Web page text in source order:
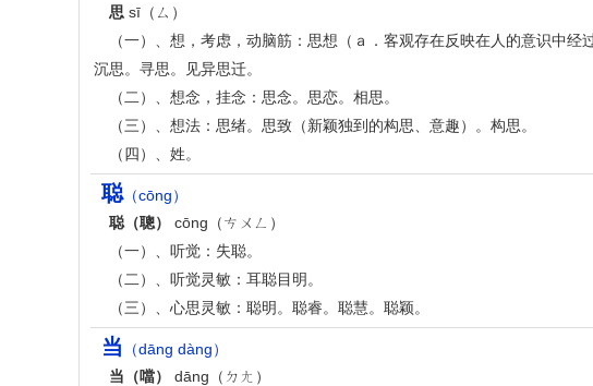
思 sī（ㄙ）
（一）、想，考虑，动脑筋：思想（ａ．客观存在反映在人的意识中
沉思。寻思。见异思迁。
（二）、想念，挂念：思念。思恋。相思。
（三）、想法：思绪。思致（新颖独到的构思、意趣）。构思。
（四）、姓。
聪（cōng）
聪（聰）
cōng（ㄘㄨㄥ）
（一）、听觉：失聪。
（二）、听觉灵敏：耳聪目明。
（三）、心思灵敏：聪明。聪睿。聪慧。聪颖。
当
（dāng dàng）
当（噹）
dāng（ㄉㄤ）